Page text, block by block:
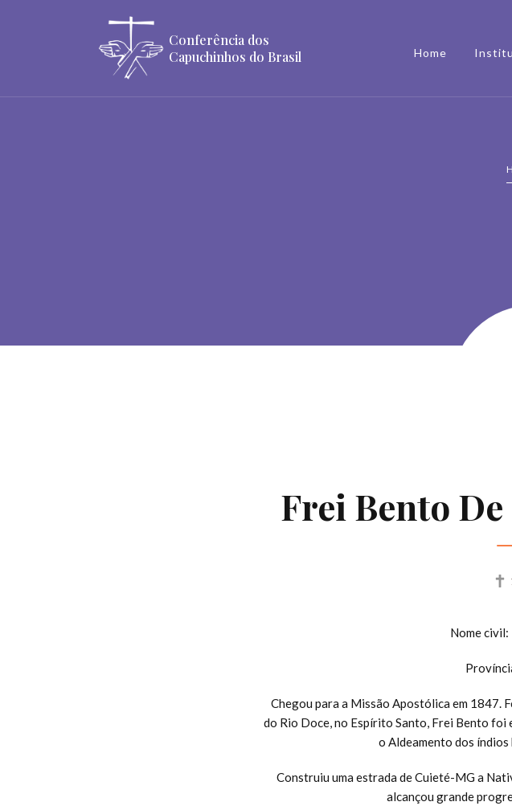
Conferência dos
Capuchinhos do Brasil
Home
Frei Bento
Nome
Chegou para a Missão Apostólica em 1847.
do Rio Doce, no Espírito Santo, Frei Bento foi
o Aldeamento dos índios
Construiu uma estrada de Cuieté-MG a
alcançou grande